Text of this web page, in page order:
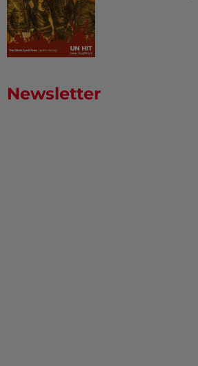
Newsletter